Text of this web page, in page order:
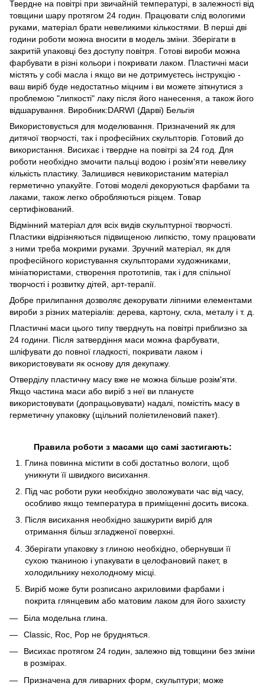
Твердне на повітрі при звичайній температурі, в залежності від
товщини шару протягом 24 годин. Працювати слід вологими
руками, матеріал брати невеликими кількостями. В перші дві
години роботи можна вносити в модель зміни. Зберігати в
закритій упаковці без доступу повітря. Готові вироби можна
фарбувати в різні кольори і покривати лаком. Пластичні маси
містять у собі масла і якщо ви не дотримуєтесь інструкцію -
ваш виріб буде недостатньо міцним і ви можете зіткнутися з
проблемою "липкості" лаку після його нанесення, а також його
відшарування. Виробник:DARWI (Дарві) Бельгія
Використовується для моделювання. Призначений як для
дитячої творчості, так і професійних скульпторів. Готовий до
використання. Висихає і твердне на повітрі за 24 год. Для
роботи необхідно змочити пальці водою і розім'яти невелику
кількість пластику. Залишився невикористаним матеріал
герметично упакуйте. Готові моделі декоруються фарбами та
лаками, також легко обробляються різцем. Товар
сертифікований.
Відмінний матеріал для всіх видів скульптурної творчості.
Пластики відрізняються підвищеною липкістю, тому працювати
з ними треба мокрими руками. Зручний матеріал, як для
професійного користування скульпторами художниками,
мініатюристами, створення прототипів, так і для спільної
творчості і розвитку дітей, арт-терапії.
Добре прилипання дозволяє декорувати ліпними елементами
вироби з різних матеріалів: дерева, картону, скла, металу і т. д.
Пластичні маси цього типу тверднуть на повітрі приблизно за
24 години. Після затвердіння маси можна фарбувати,
шліфувати до повної гладкості, покривати лаком і
використовувати як основу для декупажу.
Отверділу пластичну масу вже не можна більше розім'яти.
Якщо частина маси або виріб з неї ви плануєте
використовувати (допрацьовувати) надалі, помістіть масу в
герметичну упаковку (щільний поліетиленовий пакет).
Правила роботи з масами що самі застигають:
Глина повинна містити в собі достатньо вологи, щоб
уникнути її швидкого висихання.
Під час роботи руки необхідно зволожувати час від часу,
особливо якщо температура в приміщенні досить висока.
Після висихання необхідно зашкурити виріб для
отримання більш згладженої поверхні.
Зберігати упаковку з глиною необхідно, обернувши її
сухою тканиною і упакувати в целофановий пакет, в
холодильнику нехолодному місці.
Виріб може бути розписано акриловими фарбами і
покрита глянцевим або матовим лаком для його захисту
Біла модельна глина.
Classic, Roc, Pop не брудняться.
Висихає протягом 24 годин, залежно від товщини без зміни
в розмірах.
Призначена для ливарних форм, скульптури; може